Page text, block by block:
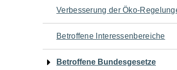
Navigation
für
den
Verbesserung der Öko-
Betroffene Interessenbereiche
Betroffene Bundesgesetze